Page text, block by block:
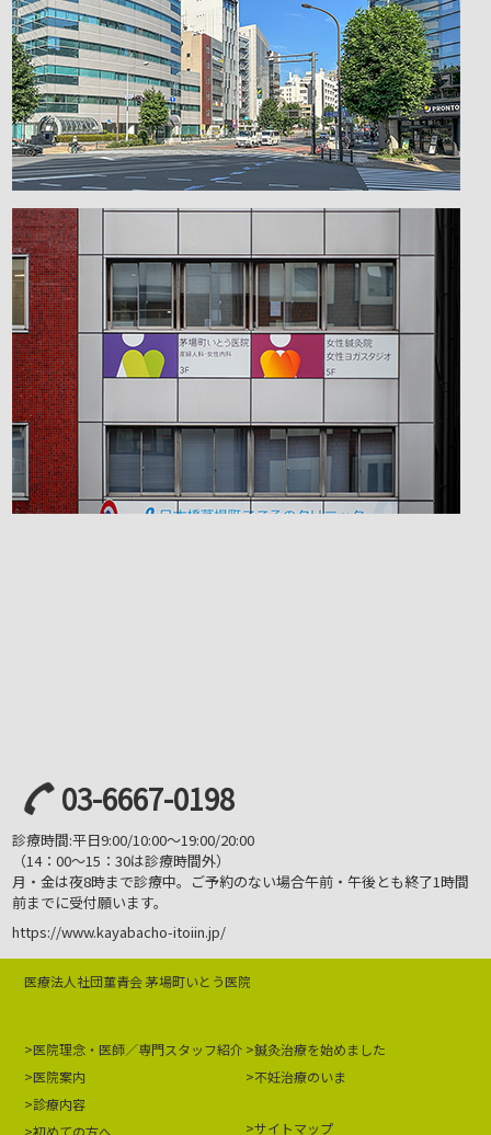
03-6667-0198
診療時間:平日9:00/10:00～19:00/20:00
（14：00～15：30は診療時間外）
月・金は夜8時まで診療中。ご予約のない場合午前・午後とも終了1時間
前までに受付願います。
https://www.kayabacho-itoiin.jp/
医療法人社団菫青会 茅場町いとう医院
医院理念・医師／専門スタッフ紹介
医院案内
診療内容
初めての方へ
鍼灸治療を始めました
不妊治療のいま
サイトマップ